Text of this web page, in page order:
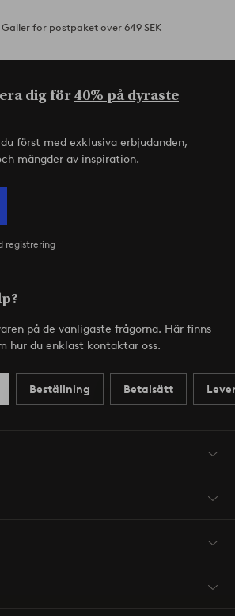
Gäller för postpaket över 649 SEK
dig för40% på dyraste
först med exklusiva erbjudanden,
mängder av inspiration.
registrering
på de vanligaste frågorna. Här finns
hur du enklast kontaktar oss.
Beställning Betalsätt